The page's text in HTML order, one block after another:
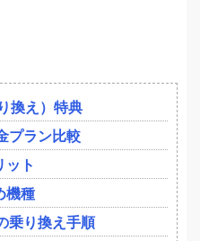
換え）特典
プラン比較
ット
機種
乗り換え手順